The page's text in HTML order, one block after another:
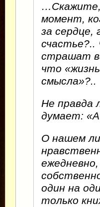
…Скажите,
момент,
за сердце,
счастье?..
страшат
что
смысла»?..
Не правда
думает:
О нашем
один на
только